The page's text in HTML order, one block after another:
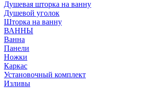
Душевая шторка на ванну
Душевой уголок
Шторка на ванну
ВАННЫ
Ванна
Панели
Ножки
Каркас
Установочный комплект
Изливы